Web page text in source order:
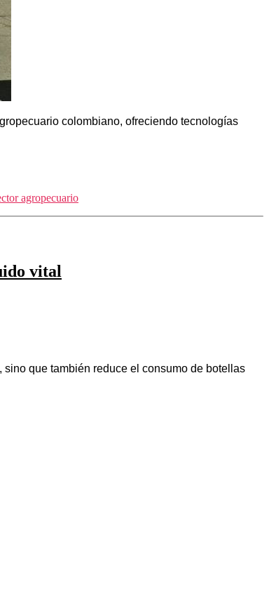
colombiano, ofreciendo tecnologías
agropecuario
vital
que también reduce el consumo de botellas